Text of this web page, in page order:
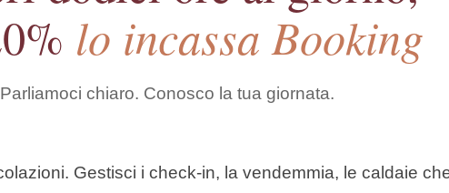
lo incassa Booking
Parliamoci chiaro. Conosco la tua giornata.
Gestisci i check-in, la vendemmia, le caldaie